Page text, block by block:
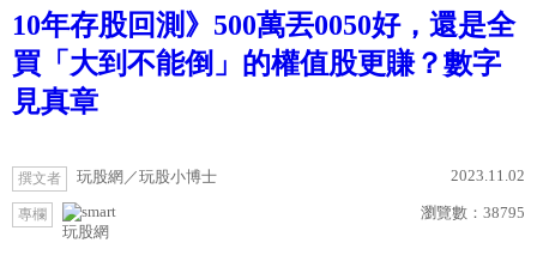
10年存股回測》500萬丟0050好，還是全
買「大到不能倒」的權值股更賺？數字
見真章
撰文者 玩股網／玩股小博士 2023.11.02
專欄
玩股網
瀏覽數： 38795